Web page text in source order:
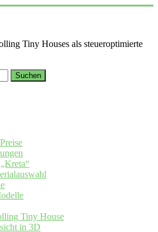
Tiny Houses als steueroptimierte
Tiny House
in 3D